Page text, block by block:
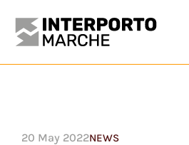
20 May 2022NEWS